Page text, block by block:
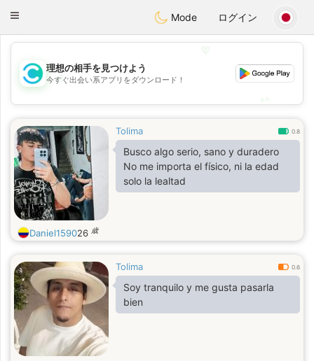
olombiaCitas
Toggle
Mode ログイン
💖
💕
理想の相手を見つけよう
今すぐ出会い系アプリをダウンロード！
Tolima 0.8
Busco algo serio, sano y duradero
No me importa el físico, ni la edad
solo la lealtad
Daniel159026 歳
Tolima 0.6
Soy tranquilo y me gusta pasarla
bien